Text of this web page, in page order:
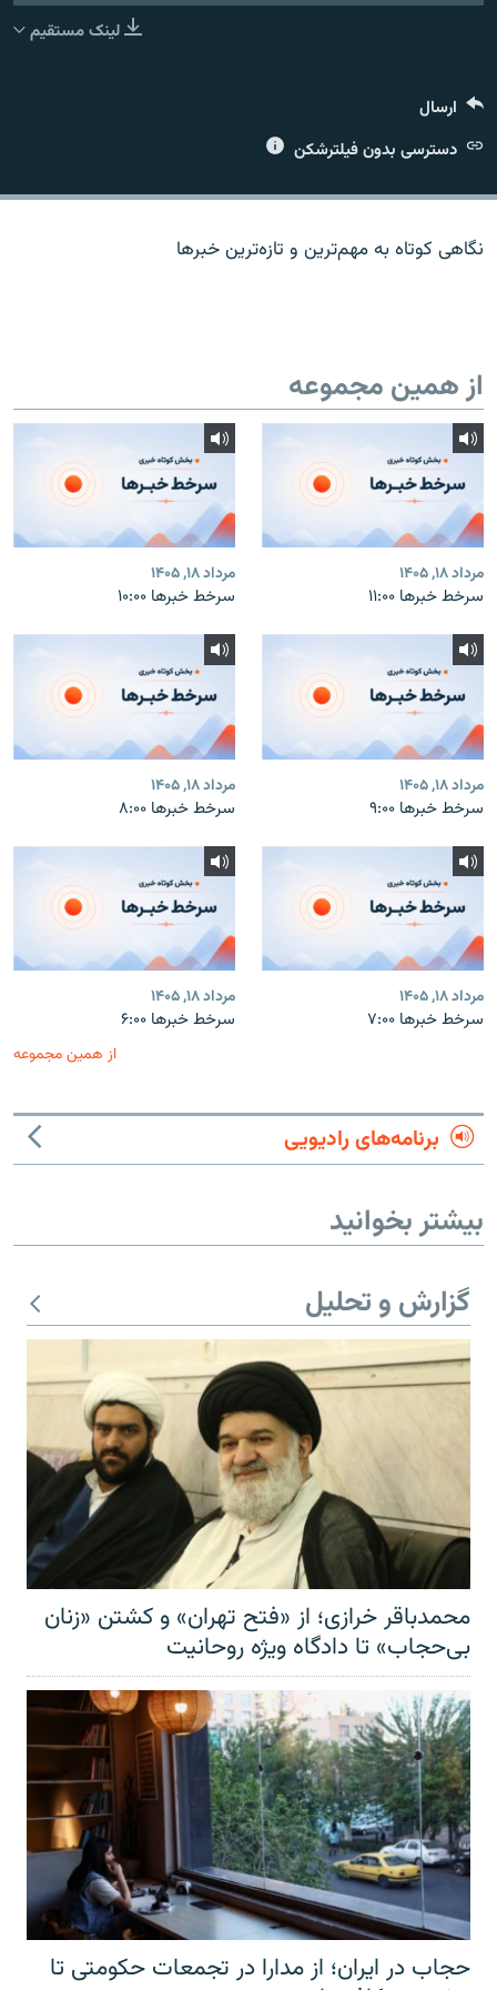
لینک مستقیم
ارسال
دسترسی بدون فیلترشکن
نگاهی کوتاه به مهم‌ترين و تازه‌ترين خبرها
از همین مجموعه
مرداد ۱۸, ۱۴۰۵
سرخط خبرها ۱۱:۰۰
مرداد ۱۸, ۱۴۰۵
سرخط خبرها ۱۰:۰۰
مرداد ۱۸, ۱۴۰۵
سرخط خبرها ۹:۰۰
مرداد ۱۸, ۱۴۰۵
سرخط خبرها ۸:۰۰
مرداد ۱۸, ۱۴۰۵
سرخط خبرها ۷:۰۰
مرداد ۱۸, ۱۴۰۵
سرخط خبرها ۶:۰۰
از همین مجموعه
برنامه‌های رادیویی
بیشتر بخوانید
گزارش و تحلیل
محمدباقر خرازی؛ از «فتح تهران» و کشتن «زنان
بی‌حجاب» تا دادگاه ویژه روحانیت
حجاب در ایران؛ از مدارا در تجمعات حکومتی تا